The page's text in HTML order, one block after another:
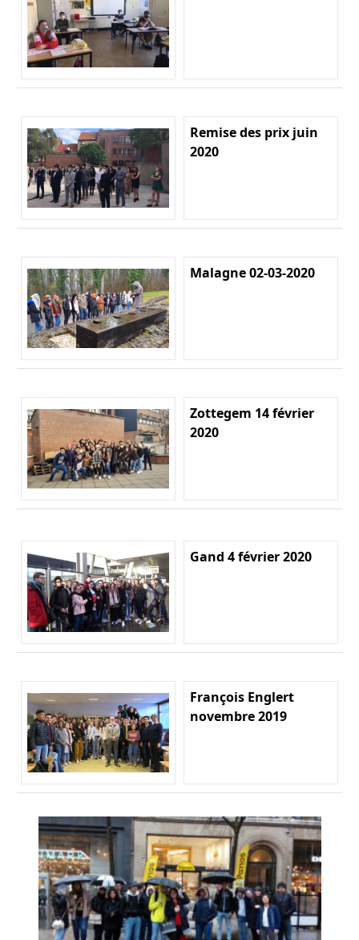
Remise des prix juin
2020
Malagne 02-03-2020
Zottegem 14 février
2020
Gand 4 février 2020
François Englert
novembre 2019